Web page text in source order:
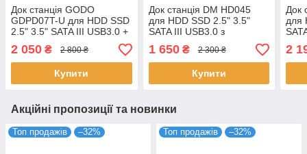
Док станція GODO
GDPD07T-U для HDD SSD
2.5" 3.5" SATA III USB3.0 +
2 x USB з функцією
клонування
2 050 ₴ 2 800 ₴
Купити
Док станція DM HD045
для HDD SSD 2.5" 3.5"
SATA III USB3.0 з
функцією клонування
1 650₴ 2 300 ₴
Купити
Док
для
2
Акційні пропозиції та новинки
Топ продажів –32% Топ продажів –32%